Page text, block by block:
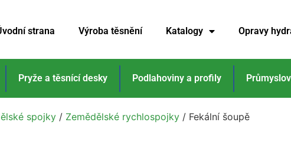
strana Výroba těsnění Katalogy Opravy
Pryže a těsnící desky Podlahoviny a profily
spojky / Zemědělské rychlospojky / Fekální šoupě